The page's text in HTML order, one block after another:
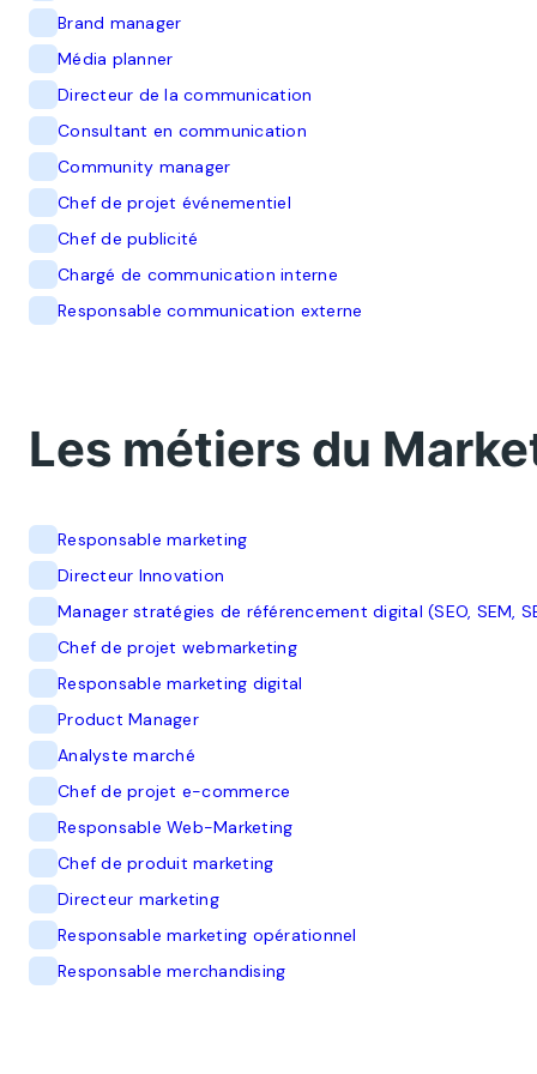
Brand manager
Média planner
Directeur de la communication
Consultant en communication
Community manager
Chef de projet événementiel
Chef de publicité
Chargé de communication interne
Responsable communication externe
Les métiers du
Responsable marketing
Directeur Innovation
Manager stratégies de référencement digital (SEO, SEM,
Chef de projet webmarketing
Responsable marketing digital
Product Manager
Analyste marché
Chef de projet e-commerce
Responsable Web-Marketing
Chef de produit marketing
Directeur marketing
Responsable marketing opérationnel
Responsable merchandising